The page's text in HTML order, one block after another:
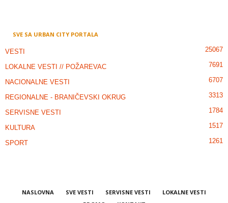
SVE SA URBAN CITY PORTALA
VESTI 25067
LOKALNE VESTI // POŽAREVAC 7691
NACIONALNE VESTI 6707
REGIONALNE - BRANIČEVSKI OKRUG 3313
SERVISNE VESTI 1784
KULTURA 1517
SPORT 1261
NASLOVNA SVE VESTI SERVISNE VESTI
LOKALNE VESTI